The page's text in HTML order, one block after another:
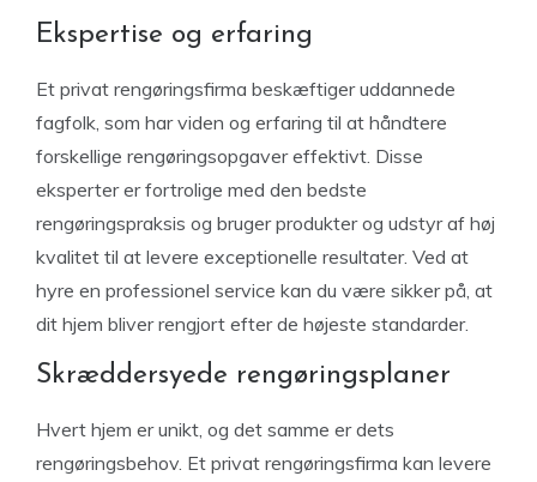
Ekspertise og erfaring
Et privat rengøringsfirma beskæftiger uddannede
fagfolk, som har viden og erfaring til at håndtere
forskellige rengøringsopgaver effektivt. Disse
eksperter er fortrolige med den bedste
rengøringspraksis og bruger produkter og udstyr af høj
kvalitet til at levere exceptionelle resultater. Ved at
hyre en professionel service kan du være sikker på, at
dit hjem bliver rengjort efter de højeste standarder.
Skræddersyede rengøringsplaner
Hvert hjem er unikt, og det samme er dets
rengøringsbehov. Et privat rengøringsfirma kan levere